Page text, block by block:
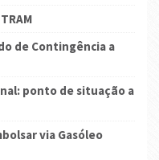
de Contingência a
ponto de situação a
via Gasóleo